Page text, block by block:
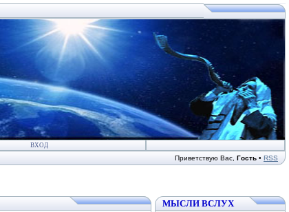
ВХОД
Приветствую Вас Гость • RSS
МЫСЛИ ВСЛУХ